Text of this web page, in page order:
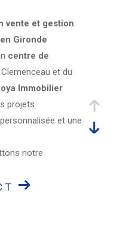
vente et gestion
Gironde
centre de
et du
Immobilier
projets
et une
notre
et locataires